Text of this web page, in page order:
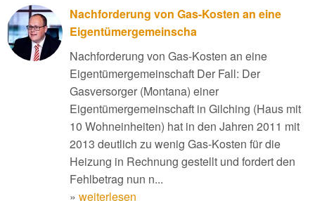
Nachforderung von Gas-Kosten an eine
Eigentümergemeinscha
Nachforderung von Gas-Kosten an eine
Eigentümergemeinschaft Der Fall: Der
Gasversorger (Montana) einer
Eigentümergemeinschaft in Gilching (Haus mit
10 Wohneinheiten) hat in den Jahren 2011 mit
2013 deutlich zu wenig Gas-Kosten für die
Heizung in Rechnung gestellt und fordert den
Fehlbetrag nun n...
» weiterlesen